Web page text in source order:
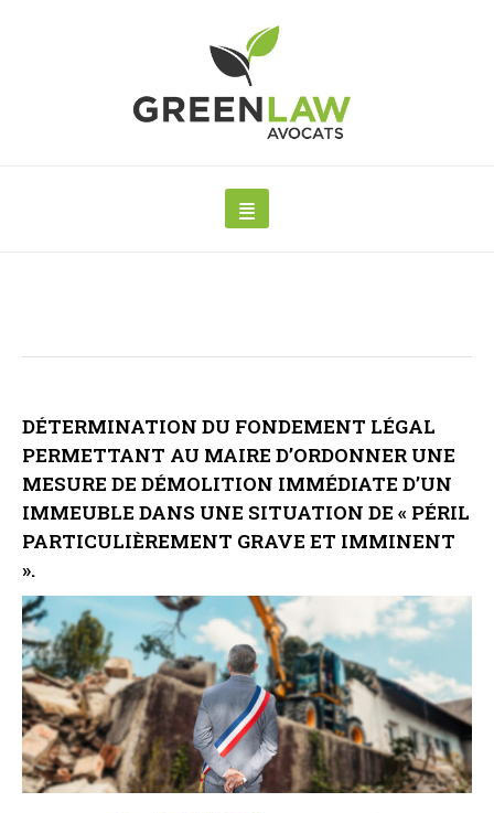
DÉTERMINATION DU FONDEMENT LÉGAL
PERMETTANT AU MAIRE D’ORDONNER UNE
MESURE DE DÉMOLITION IMMÉDIATE D’UN
IMMEUBLE DANS UNE SITUATION DE « PÉRIL
PARTICULIÈREMENT GRAVE ET IMMINENT
».